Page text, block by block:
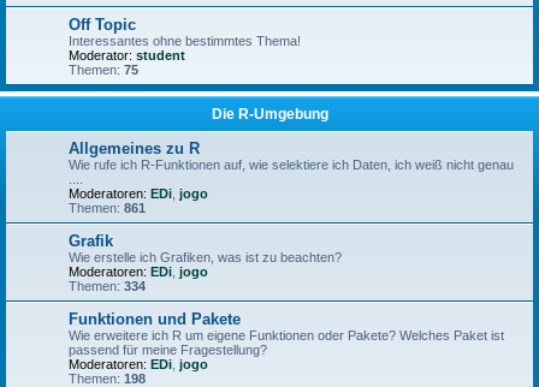
Off Topic
Interessantes ohne bestimmtes Thema!
Moderator: student
Themen: 75
Die R-Umgebung
Allgemeines zu R
Wie rufe ich R-Funktionen auf, wie selektiere ich Daten, ich weiß nicht genau
Moderatoren: EDi jogo
Themen: 861
Grafik
Wie erstelle ich Grafiken, was ist zu beachten?
Moderatoren: EDi jogo
Themen: 334
Funktionen und Pakete
Wie erweitere ich R um eigene Funktionen oder Pakete? Welches Paket ist
passend für meine Fragestellung?
Moderatoren: EDi jogo
Themen: 198